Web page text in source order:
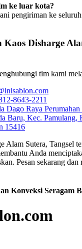
ke luar kota?
pengiriman ke
Disharge
tim kami
8643-2211
Dago Raya
Baru, Kec. Pamulang,
15416
Alam Sutera, Tangsel
Anda
Pesan sekarang dan
Konveksi Seragam